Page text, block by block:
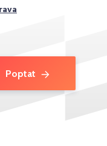
Poptat